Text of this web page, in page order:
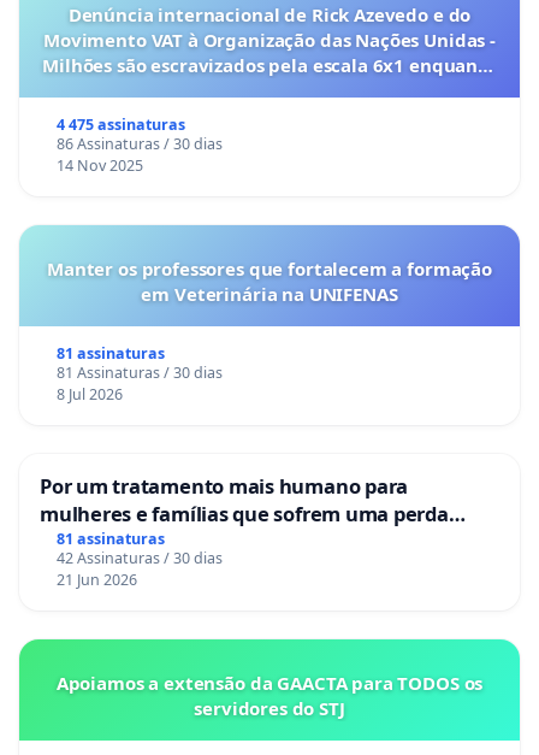
Denúncia internacional de Rick Azevedo e do
Movimento VAT à Organização das Nações Unidas -
Milhões são escravizados pela escala 6x1 enquanto
4 475 assinaturas
86 Assinaturas / 30 dias
14 Nov 2025
Manter os professores que fortalecem a formação
em Veterinária na UNIFENAS
81 assinaturas
81 Assinaturas / 30 dias
8 Jul 2026
Por um tratamento mais humano para
mulheres e famílias que sofrem uma perda
gestacional nos hospitais portugueses
81 assinaturas
42 Assinaturas / 30 dias
21 Jun 2026
Apoiamos a extensão da GAACTA para TODOS os
servidores do STJ